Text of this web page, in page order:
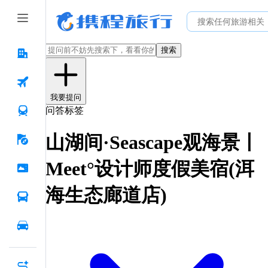
搜索
我要提问
问答标签
山湖间·Seascape观海景丨
Meet°设计师度假美宿(洱
海生态廊道店)